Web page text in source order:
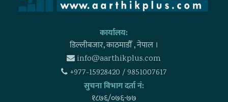
कार्यालय:
डिल्लीबजार, काठमाडाैँ , नेपाल ।
info@aarthikplus.com
+977-15928420 / 9851007617
सुचना विभाग दर्ता नं:
१८७६/०७६-७७